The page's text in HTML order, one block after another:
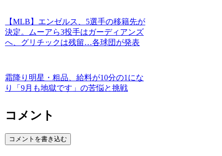
【MLB】エンゼルス、5選手の移籍先が
決定。ムーアら3投手はガーディアンズ
へ、グリチックは残留…各球団が発表
霜降り明星・粗品、給料が10分の1にな
り「9月も地獄です」の苦悩と挑戦
コメント
コメントを書き込む